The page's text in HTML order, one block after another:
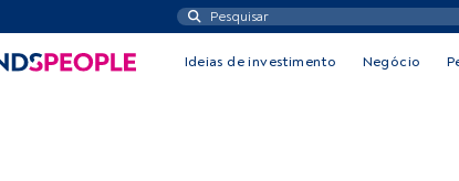
Ideias de investimento Negócio